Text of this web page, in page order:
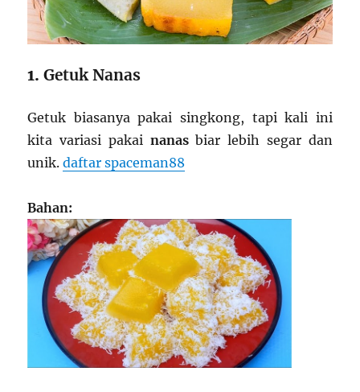
1.Getuk Nanas
Getuk biasanya pakai singkong, tapi kali ini
kita variasi pakai nanasbiar lebih segar dan
unik.daftar spaceman88
Bahan: